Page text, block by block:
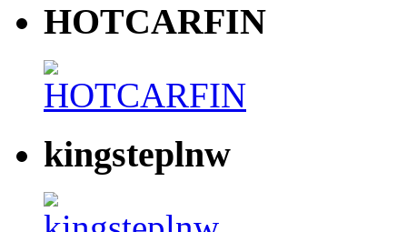
HOTCARFIN
kingsteplnw